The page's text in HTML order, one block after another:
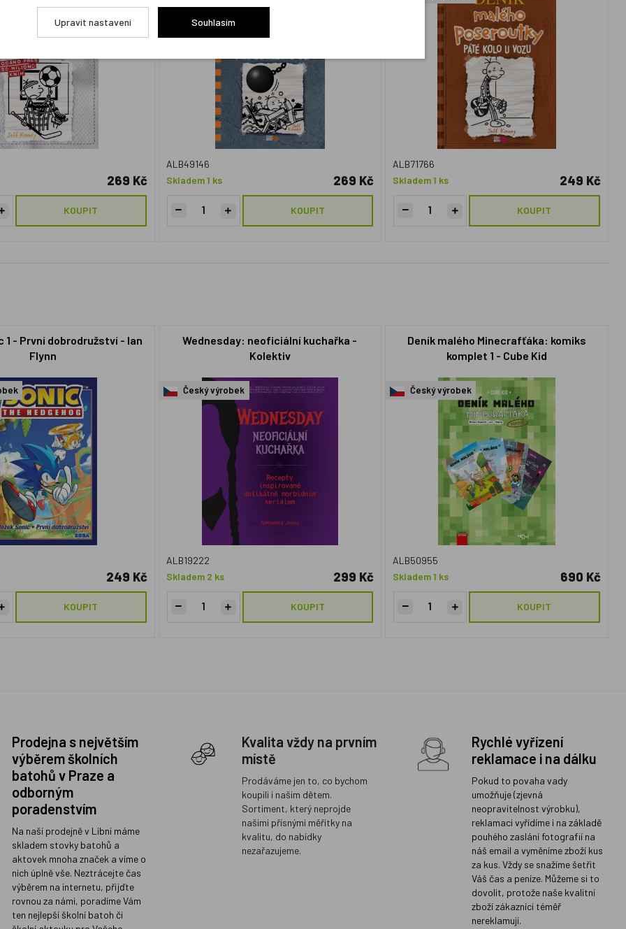
269 Kč
KOUPIT
ALB49146
Skladem 1 ks
269 Kč
KOUPIT
ALB71766
Skladem 1 ks
249 Kč
KOUPIT
1 - První dobrodružství - Ian
Flynn
249 Kč
KOUPIT
Wednesday: neoficiální kuchařka -
Kolektiv
Český výrobek
ALB19222
Skladem 2 ks
299 Kč
KOUPIT
Deník malého Minecrafťáka: komiks
komplet 1 - Cube Kid
Český výrobek
ALB50955
Skladem 1 ks
690 Kč
KOUPIT
Prodejna s největším
výběrem školních
batohů v Praze a
odborným
poradenstvím
Na naší prodejně v Libni máme
skladem stovky batohů a
aktovek mnoha značek a víme o
nich úplně vše. Neztrácejte čas
výběrem na internetu, přijďte
rovnou za námi, poradíme Vám
ten nejlepší školní batoh či
Kvalita vždy na prvním
místě
Prodáváme jen to, co bychom
koupili i našim dětem.
Sortiment, který neprojde
našimi přísnými měřítky na
kvalitu, do nabídky
nezařazujeme.
Rychlé vyřízení
reklamace i na dálku
Pokud to povaha vady
umožňuje (zjevná
neopravitelnost výrobku),
reklamaci vyřídíme i na základě
pouhého zaslání fotografií na
náš email a vyměníme zboží kus
za kus. Vždy se snažíme šetřit
Váš čas a peníze. Můžeme si to
dovolit, protože naše kvalitní
zboží zákazníci téměř
nereklamují.
Upravit nastavení Souhlasím